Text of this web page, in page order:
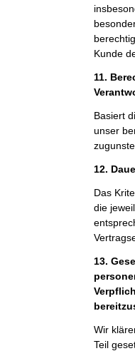
Kunde
11.
Basiert
unser
12.
Das
die
13.
Wir
Teil